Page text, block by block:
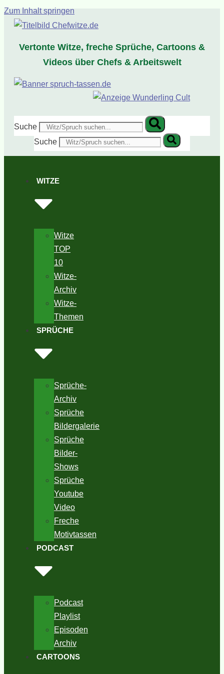
Zum Inhalt springen
Vertonte Witze, freche Sprüche, Cartoons &
Videos über Chefs & Arbeitswelt
Suche
Suche
WITZE
Witze
TOP
10
Witze-
Archiv
Witze-
Themen
SPRÜCHE
Sprüche-
Archiv
Sprüche
Bildergalerie
Sprüche
Bilder-
Shows
Sprüche
Youtube
Video
Freche
Motivtassen
PODCAST
Podcast
Playlist
Episoden
Archiv
CARTOONS